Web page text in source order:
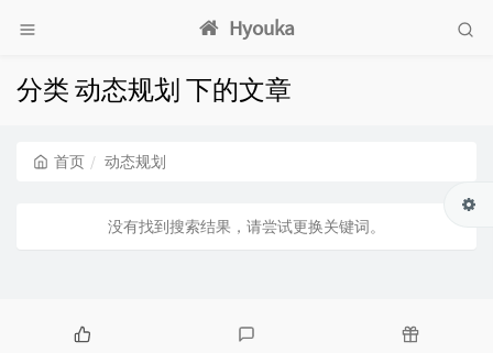
Hyouka
分类 动态规划 下的文章
首页 动态规划
没有找到搜索结果，请尝试更换关键词。